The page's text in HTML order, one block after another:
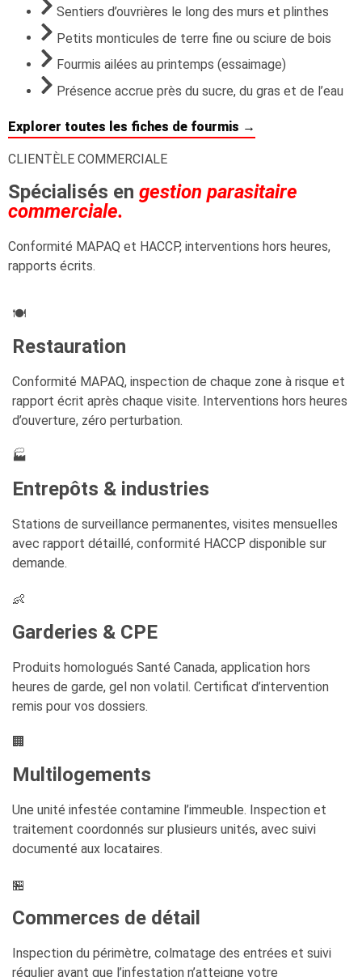
Sentiers d’ouvrières le long des murs et plinthes
Petits monticules de terre fine ou sciure de bois
Fourmis ailées au printemps (essaimage)
Présence accrue près du sucre, du gras et de l’eau
Explorer toutes les fiches de fourmis →
CLIENTÈLE COMMERCIALE
Spécialisés en gestion parasitaire
commerciale.
Conformité MAPAQ et HACCP, interventions hors heures,
rapports écrits.
🍽️
Restauration
Conformité MAPAQ, inspection de chaque zone à risque et
rapport écrit après chaque visite. Interventions hors heures
d’ouverture, zéro perturbation.
🏭
Entrepôts & industries
Stations de surveillance permanentes, visites mensuelles
avec rapport détaillé, conformité HACCP disponible sur
demande.
👶
Garderies & CPE
Produits homologués Santé Canada, application hors
heures de garde, gel non volatil. Certificat d’intervention
remis pour vos dossiers.
🏢
Multilogements
Une unité infestée contamine l’immeuble. Inspection et
traitement coordonnés sur plusieurs unités, avec suivi
documenté aux locataires.
🏪
Commerces de détail
Inspection du périmètre, colmatage des entrées et suivi
régulier avant que l’infestation n’atteigne votre